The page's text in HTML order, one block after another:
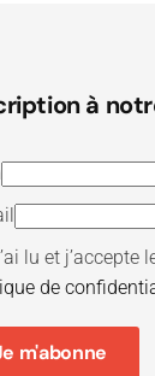
à
lu et j’accepte
de
m'abonne